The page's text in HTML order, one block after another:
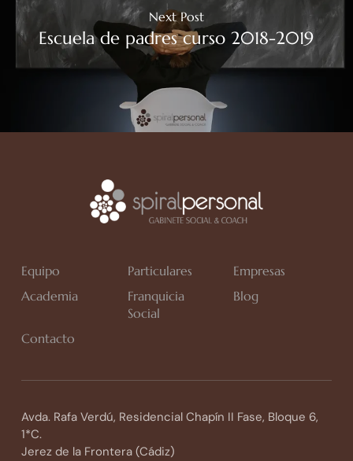
Next Post
Escuela de padres curso 2018-2019
Equipo Particulares
Empresas
Academia
Franquicia
Social
Blog
Contacto
Avda. Rafa Verdú, Residencial Chapín II Fase, Bloque 6,
1*C.
Jerez de la Frontera (Cádiz)